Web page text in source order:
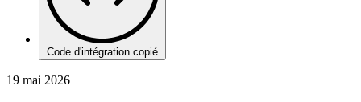
Code d'intégration copié
19 mai 2026